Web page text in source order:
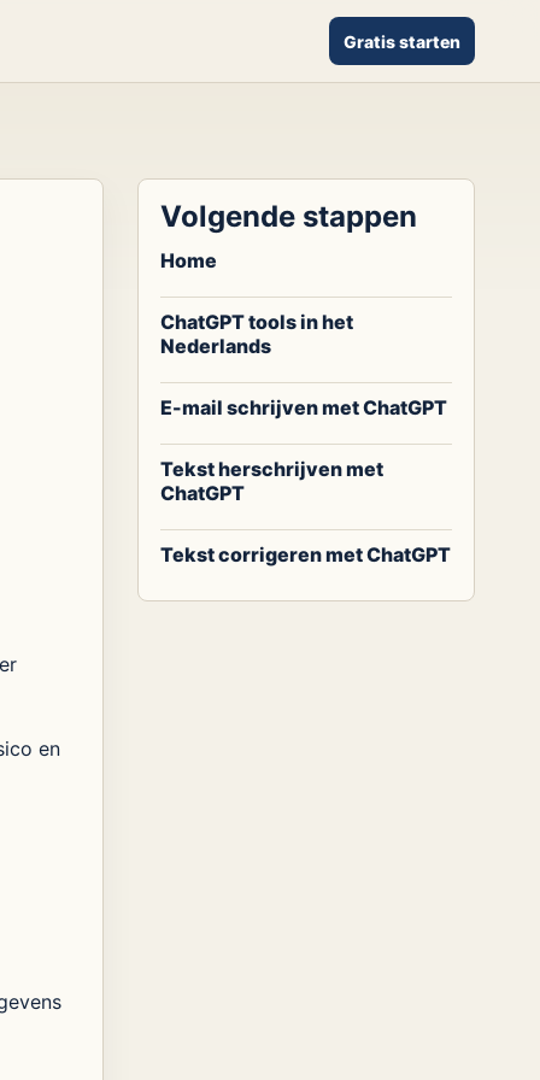
Gratis starten
en
Volgende stappen
Home
ChatGPT tools in het
Nederlands
E-mail schrijven met ChatGPT
Tekst herschrijven met
ChatGPT
Tekst corrigeren met ChatGPT